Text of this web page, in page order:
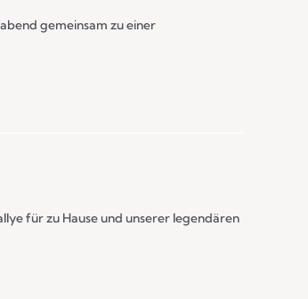
gemeinsam zu einer
für zu Hause und unserer legendären